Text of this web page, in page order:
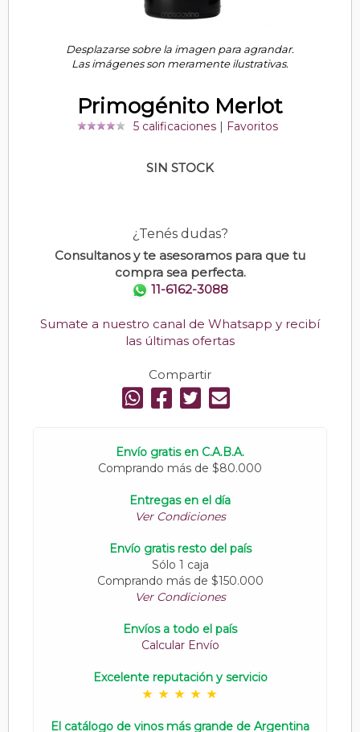
Desplazarse sobre la imagen para agrandar.
Las imágenes son meramente ilustrativas.
Primogénito Merlot
5 calificaciones Favoritos
SIN STOCK
¿Tenés dudas?
Consultanos y te asesoramos para que tu
compra sea perfecta.
11-6162-3088
Sumate a nuestro canal de Whatsapp y recibí
las últimas ofertas
Compartir
Envío gratis en C.A.B.A.
Comprando más de $80.000
Entregas en el día
Ver Condiciones
Envío gratis resto del país
Sólo 1 caja
Comprando más de $150.000
Ver Condiciones
Envíos a todo el país
Calcular Envío
Excelente reputación y servicio
El catálogo de vinos más grande de Argentina